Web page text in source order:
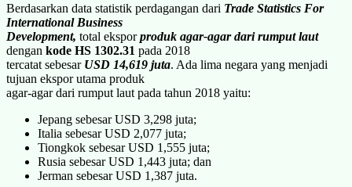
Berdasarkan data statistik perdagangan dari Trade Statistics For
International Business
Development, total eksporproduk agar-agar dari rumput laut
dengan kode HS 1302.31 pada 2018
tercatat sebesarUSD 14,619 juta. Ada lima negara yang menjadi
tujuan ekspor utama produk
agar-agar dari rumput laut pada tahun 2018 yaitu:
Jepang sebesar USD 3,298 juta;
Italia sebesar USD 2,077 juta;
Tiongkok sebesar USD 1,555 juta;
Rusia sebesar USD 1,443 juta; dan
Jerman sebesar USD 1,387 juta.